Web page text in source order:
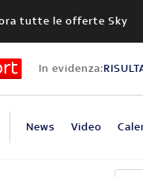
tutte le offerte Sky
In evidenza:
News Video